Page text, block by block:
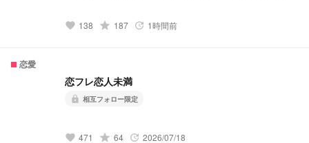
か、 その想いは名前のつけられない 特別な感情へと変わって
favorite 138 grade 187 update 1時間前
恋愛
恋フレ恋人未満
lock 相互フォロー限定
favorite 471 grade 64 update 2026/07/18